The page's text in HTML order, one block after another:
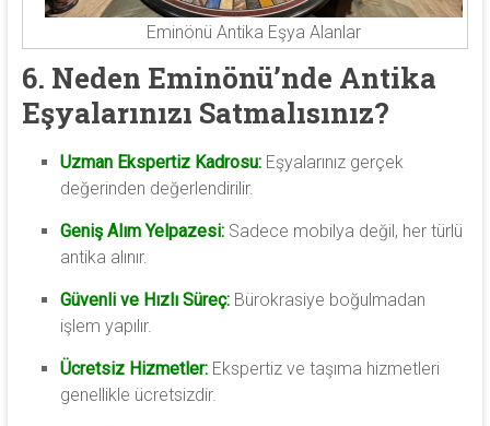
Eminönü Antika Eşya Alanlar
6. Neden Eminönü’nde Antika
Eşyalarınızı Satmalısınız?
Uzman Ekspertiz Kadrosu:Eşyalarınız gerçek
değerinden değerlendirilir.
Geniş Alım Yelpazesi:Sadece mobilya değil, her türlü
antika alınır.
Güvenli ve Hızlı Süreç:Bürokrasiye boğulmadan
işlem yapılır.
Ücretsiz Hizmetler:Ekspertiz ve taşıma hizmetleri
genellikle ücretsizdir.